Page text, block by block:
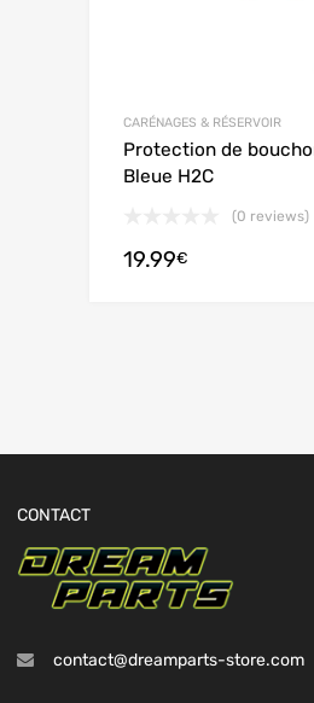
CARÉNAGES & RÉSERVOIR
Protection de
Bleue H2C
(0 reviews)
19.99€
CONTACT
contact@dreamparts-store.com